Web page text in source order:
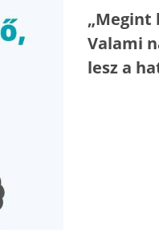
„Megint
Valami
lesz a